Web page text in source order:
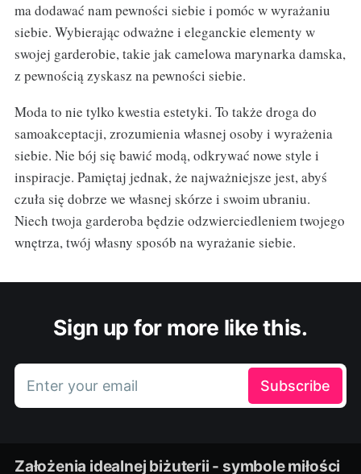
ma dodawać nam pewności siebie i pomóc w wyrażaniu
siebie. Wybierając odważne i eleganckie elementy w
swojej garderobie, takie jak camelowa marynarka damska,
z pewnością zyskasz na pewności siebie.
Moda to nie tylko kwestia estetyki. To także droga do
samoakceptacji, zrozumienia własnej osoby i wyrażenia
siebie. Nie bój się bawić modą, odkrywać nowe style i
inspiracje. Pamiętaj jednak, że najważniejsze jest, abyś
czuła się dobrze we własnej skórze i swoim ubraniu.
Niech twoja garderoba będzie odzwierciedleniem twojego
wnętrza, twój własny sposób na wyrażanie siebie.
Sign up for more like this.
Enter your email Subscribe
Założenia idealnej biżuterii - symbole miłości